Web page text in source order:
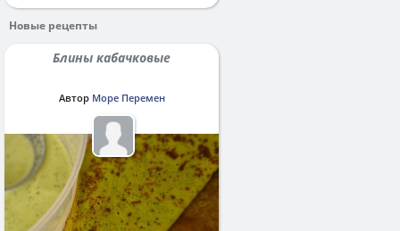
Новые рецепты
Блины кабачковые
Автор Море Перемен